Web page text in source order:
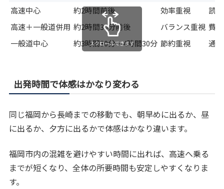
高速中心 約2時間前後 効率重視
読
高速＋一般道併用 約2時間30分前後 バランス重視 費
一般道中心
約3時間30分〜4時間30分 節約重視 通
スクロールできます
出発時間で体感はかなり変わる
同じ福岡から長崎までの移動でも、朝早めに出るか、昼
に出るか、夕方に出るかで体感はかなり違います。
福岡市内の混雑を避けやすい時間に出れば、高速へ乗る
までが短くなり、全体の所要時間も安定しやすくなりま
す。